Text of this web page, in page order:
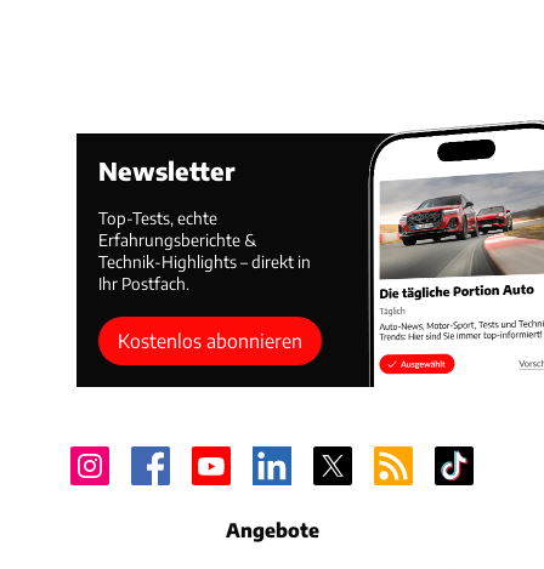
Newsletter
Top-Tests, echte
Erfahrungsberichte &
Technik-Highlights – direkt in
Ihr Postfach.
Kostenlos abonnieren
Angebote